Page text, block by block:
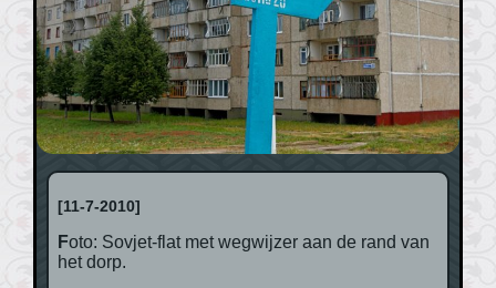
[11-7-2010]
Foto: Sovjet-flat met wegwijzer aan de rand van
het dorp.